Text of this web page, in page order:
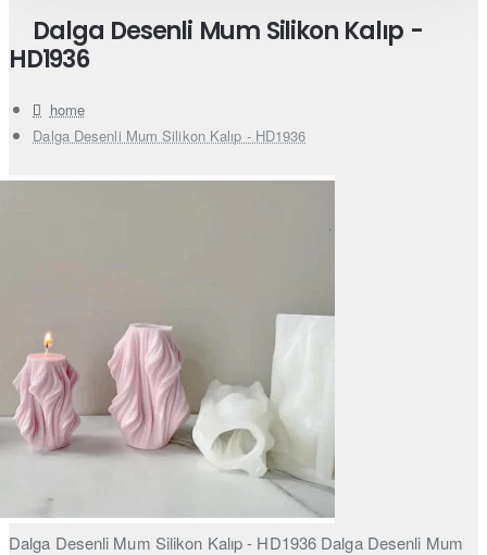
Dalga Desenli Mum Silikon Kalıp -
HD1936
home
Dalga Desenli Mum Silikon Kalıp - HD1936
Dalga Desenli Mum Silikon Kalıp - HD1936 Dalga Desenli Mum